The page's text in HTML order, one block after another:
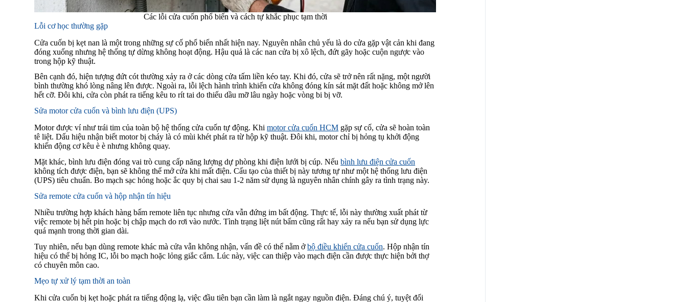
Các lỗi cửa cuốn phổ biến và cách tự khắc phục tạm thời
Lỗi cơ học thường gặp
Cửa cuốn bị kẹt nan là một trong những sự cố phổ biến nhất hiện nay. Nguyên nhân chủ yếu là do cửa gặp vật cản khi đang
đóng xuống nhưng hệ thống tự dừng không hoạt động. Hậu quả là các nan cửa bị xô lệch, đứt gãy hoặc cuộn ngược vào
trong hộp kỹ thuật.
Bên cạnh đó, hiện tượng đứt cót thường xảy ra ở các dòng cửa tấm liền kéo tay. Khi đó, cửa sẽ trở nên rất nặng, một người
bình thường khó lòng nâng lên được. Ngoài ra, lỗi lệch hành trình khiến cửa không đóng kín sát mặt đất hoặc không mở lên
hết cỡ. Đôi khi, cửa còn phát ra tiếng kêu to rít tai do thiếu dầu mỡ lâu ngày hoặc vòng bi bị vỡ.
Sửa motor cửa cuốn và bình lưu điện (UPS)
Motor được ví như trái tim của toàn bộ hệ thống cửa cuốn tự động. Khimotor cửa cuốn HCM gặp sự cố, cửa sẽ hoàn toàn
tê liệt. Dấu hiệu nhận biết motor bị cháy là có mùi khét phát ra từ hộp kỹ thuật. Đôi khi, motor chỉ bị hỏng tụ khởi động
khiến động cơ kêu è è nhưng không quay.
Mặt khác, bình lưu điện đóng vai trò cung cấp năng lượng dự phòng khi điện lưới bị cúp. Nếubình lưu điện cửa cuốn
không tích được điện, bạn sẽ không thể mở cửa khi mất điện. Cấu tạo của thiết bị này tương tự như một hệ thống lưu điện
(UPS) tiêu chuẩn. Bo mạch sạc hỏng hoặc ắc quy bị chai sau 1-2 năm sử dụng là nguyên nhân chính gây ra tình trạng này.
Sửa remote cửa cuốn và hộp nhận tín hiệu
Nhiều trường hợp khách hàng bấm remote liên tục nhưng cửa vẫn đứng im bất động. Thực tế, lỗi này thường xuất phát từ
việc remote bị hết pin hoặc bị chập mạch do rơi vào nước. Tình trạng liệt nút bấm cũng rất hay xảy ra nếu bạn sử dụng lực
quá mạnh trong thời gian dài.
Tuy nhiên, nếu bạn dùng remote khác mà cửa vẫn không nhận, vấn đề có thể nằm ởbộ điều khiển cửa cuốn. Hộp nhận tín
hiệu có thể bị hỏng IC, lỗi bo mạch hoặc lỏng giắc cắm. Lúc này, việc can thiệp vào mạch điện cần được thực hiện bởi thợ
có chuyên môn cao.
Mẹo tự xử lý tạm thời an toàn
Khi cửa cuốn bị kẹt hoặc phát ra tiếng động lạ, việc đầu tiên bạn cần làm là ngắt ngay nguồn điện. Đáng chú ý, tuyệt đối